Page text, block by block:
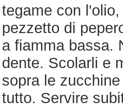
tegame con
pezzetto di
a fiamma bassa.
dente. Scolarli e
sopra le
tutto. Servire